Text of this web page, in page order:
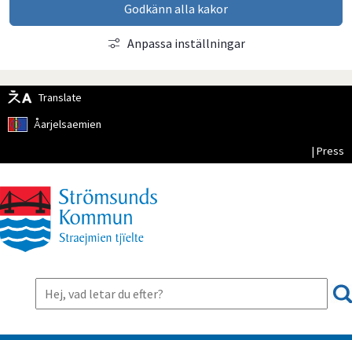
Godkänn alla kakor
Anpassa inställningar
Translate
Åarjelsaemien
| Press